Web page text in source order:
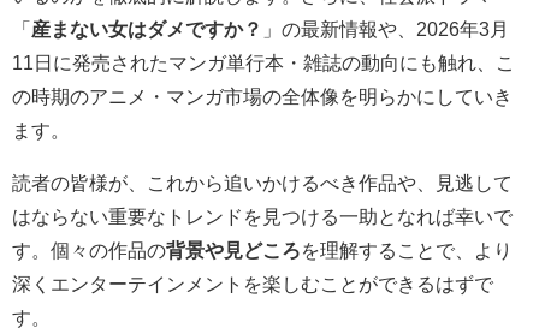
「産まない女はダメですか？ 」の最新情報や、2026年3月
11日に発売されたマンガ単行本・雑誌の動向にも触れ、こ
の時期のアニメ・マンガ市場の全体像を明らかにしていき
ます。
読者の皆様が、これから追いかけるべき作品や、見逃して
はならない重要なトレンドを見つける一助となれば幸いで
す。個々の作品の背景や見どころを理解することで、より
深くエンターテインメントを楽しむことができるはずで
す。